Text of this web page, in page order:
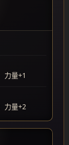
力量+1
力量+2